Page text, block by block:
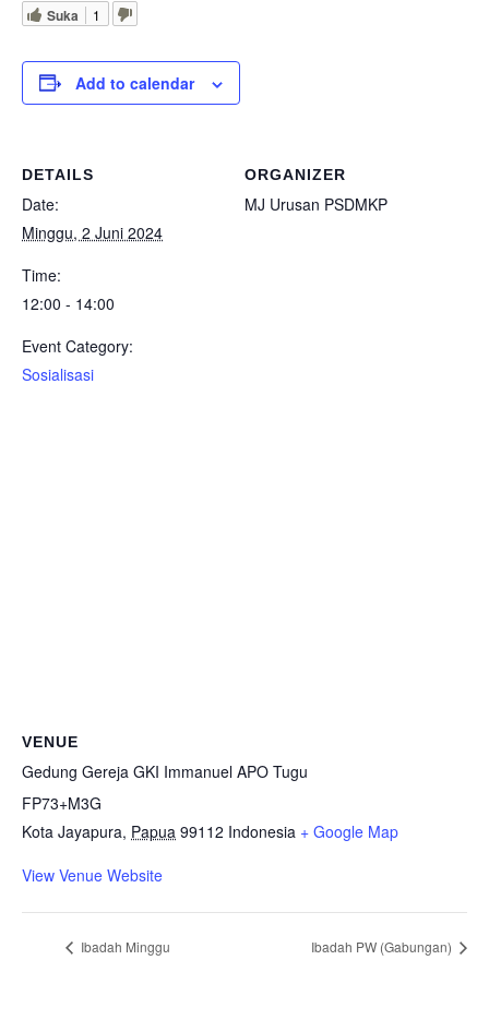
Suka 1
Add to calendar
DETAILS
Date:
Minggu, 2 Juni 2024
Time:
12:00 - 14:00
Event Category:
Sosialisasi
ORGANIZER
MJ Urusan PSDMKP
VENUE
Gedung Gereja GKI Immanuel APO Tugu
FP73+M3G
Kota Jayapura, Papua 99112 Indonesia + Google Map
View Venue Website
Ibadah Minggu Ibadah PW (Gabungan)